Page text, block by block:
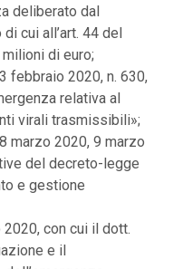
deliberato dal
cui all’art. 44 del
di euro;
febbraio 2020, n. 630,
relativa al
virali trasmissibili»;
marzo 2020, 9 marzo
del decreto-legge
e gestione
con cui il dott.
e il